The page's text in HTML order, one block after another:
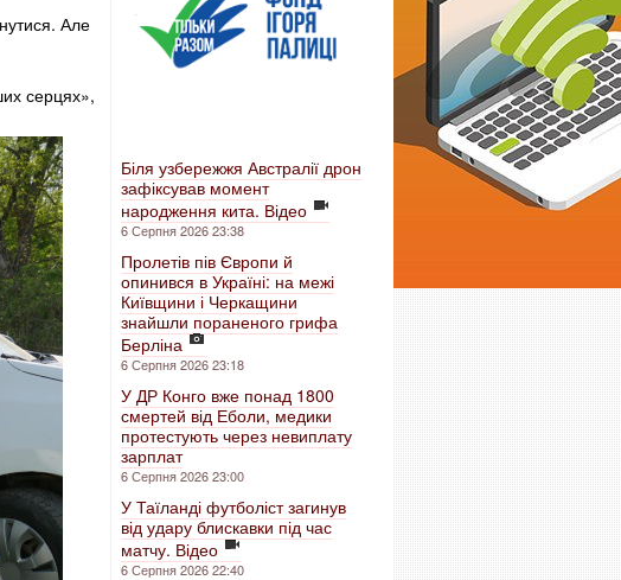
Але
серцях»,
Біля узбережжя Австралії дрон
зафіксував момент
народження кита. Відео
6 Серпня 2026 23:38
Пролетів пів Європи й
опинився в Україні: на межі
Київщини і Черкащини
знайшли пораненого грифа
Берліна
6 Серпня 2026 23:18
У ДР Конго вже понад 1800
смертей від Еболи, медики
протестують через невиплату
зарплат
6 Серпня 2026 23:00
У Таїланді футболіст загинув
від удару блискавки під час
матчу. Відео
6 Серпня 2026 22:40